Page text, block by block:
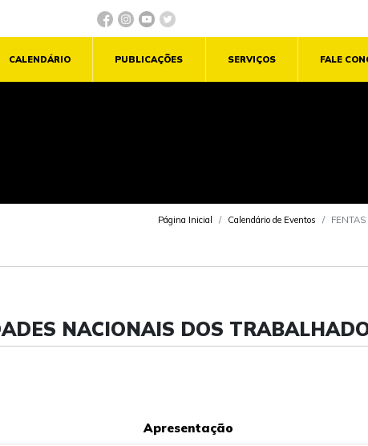
CALENDÁRIO PUBLICAÇÕES SERVIÇOS FALE
Página Inicial Calendário de Eventos
NACIONAIS DOS
Apresentação